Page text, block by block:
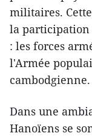
militaires.
la participation
: les forces
l'Armée
cambodgienne.
Dans une
Hanoïens se